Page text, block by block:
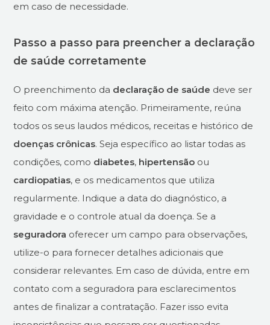
em caso de necessidade.
Passo a passo para preencher a declaração
de saúde corretamente
O preenchimento da declaração de saúde deve ser
feito com máxima atenção. Primeiramente, reúna
todos os seus laudos médicos, receitas e histórico de
doenças crônicas. Seja específico ao listar todas as
condições, como diabetes, hipertensão ou
cardiopatias, e os medicamentos que utiliza
regularmente. Indique a data do diagnóstico, a
gravidade e o controle atual da doença. Se a
seguradora oferecer um campo para observações,
utilize-o para fornecer detalhes adicionais que
considerar relevantes. Em caso de dúvida, entre em
contato com a seguradora para esclarecimentos
antes de finalizar a contratação. Fazer isso evita